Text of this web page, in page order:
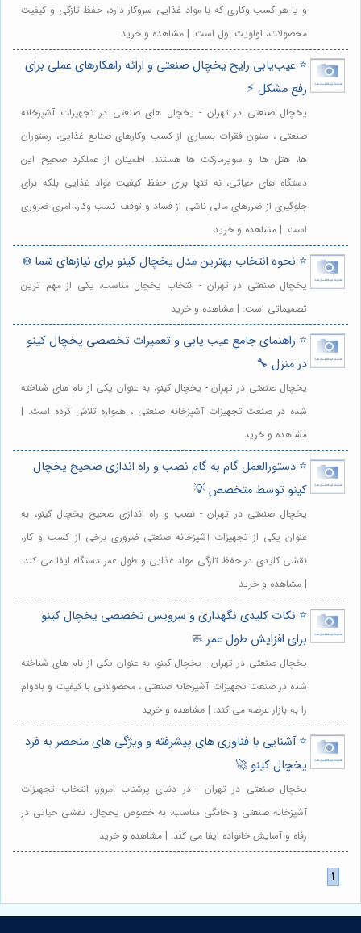
و یا هر کسب وکاری که با مواد غذایی سروکار دارد، حفظ تازگی و کیفیت
محصولات، اولویت اول است. | مشاهده و خرید
⭐️ عیب‌یابی رایج یخچال صنعتی و ارائه راهکارهای عملی برای
رفع مشکل ⚡️
یخچال صنعتی در تهران - یخچال های صنعتی در تجهیزات آشپزخانه
صنعتی ، ستون فقرات بسیاری از کسب وکارهای صنایع غذایی، رستوران
ها، هتل ها و سوپرمارکت ها هستند. اطمینان از عملکرد صحیح این
دستگاه های حیاتی، نه تنها برای حفظ کیفیت مواد غذایی بلکه برای
جلوگیری از ضررهای مالی ناشی از فساد و توقف کسب وکار، امری ضروری
است. | مشاهده و خرید
⭐️ نحوه انتخاب بهترین مدل یخچال کینو برای نیازهای شما ❄️
یخچال صنعتی در تهران - انتخاب یخچال مناسب، یکی از مهم ترین
تصمیماتی است. | مشاهده و خرید
⭐️ راهنمای جامع عیب یابی و تعمیرات تخصصی یخچال کینو
در منزل 🔧
یخچال صنعتی در تهران - یخچال کینو، به عنوان یکی از نام های شناخته
شده در صنعت تجهیزات آشپزخانه صنعتی ، همواره تلاش کرده است. |
مشاهده و خرید
⭐️ دستورالعمل گام به گام نصب و راه اندازی صحیح یخچال
کینو توسط متخصص 💡
یخچال صنعتی در تهران - نصب و راه اندازی صحیح یخچال کینو، به
عنوان یکی از تجهیزات آشپزخانه صنعتی ضروری برخی از کسب و کار،
نقشی کلیدی در حفظ تازگی مواد غذایی و طول عمر دستگاه ایفا می کند.
| مشاهده و خرید
⭐️ نکات کلیدی نگهداری و سرویس تخصصی یخچال کینو
برای افزایش طول عمر 🧼
یخچال صنعتی در تهران - یخچال کینو، به عنوان یکی از نام های شناخته
شده در صنعت تجهیزات آشپزخانه صنعتی ، محصولاتی با کیفیت و بادوام
را به بازار عرضه می کند. | مشاهده و خرید
⭐️ آشنایی با فناوری های پیشرفته و ویژگی های منحصر به فرد
یخچال کینو 🚀
یخچال صنعتی در تهران - در دنیای پرشتاب امروز، انتخاب تجهیزات
آشپزخانه صنعتی و خانگی مناسب، به خصوص یخچال، نقشی حیاتی در
رفاه و آسایش خانواده ایفا می کند. | مشاهده و خرید